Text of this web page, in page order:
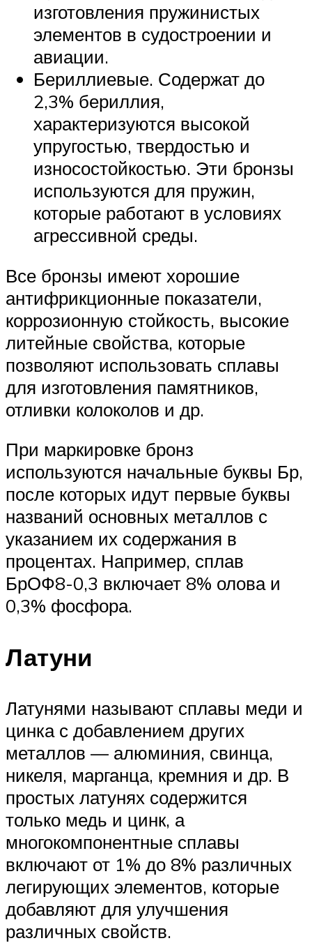
изготовления пружинистых
элементов в судостроении и
авиации.
Бериллиевые. Содержат до
2,3% бериллия,
характеризуются высокой
упругостью, твердостью и
износостойкостью. Эти бронзы
используются для пружин,
которые работают в условиях
агрессивной среды.
Все бронзы имеют хорошие
антифрикционные показатели,
коррозионную стойкость, высокие
литейные свойства, которые
позволяют использовать сплавы
для изготовления памятников,
отливки колоколов и др.
При маркировке бронз
используются начальные буквы Бр,
после которых идут первые буквы
названий основных металлов с
указанием их содержания в
процентах. Например, сплав
БрОФ8-0,3 включает 8% олова и
0,3% фосфора.
Латуни
Латунями называют сплавы меди и
цинка с добавлением других
металлов — алюминия, свинца,
никеля, марганца, кремния и др. В
простых латунях содержится
только медь и цинк, а
многокомпонентные сплавы
включают от 1% до 8% различных
легирующих элементов, которые
добавляют для улучшения
различных свойств.